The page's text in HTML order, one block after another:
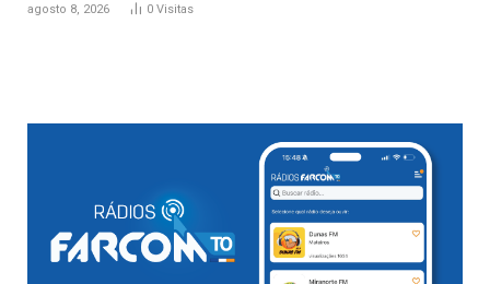
agosto 8, 2026 0 Visitas